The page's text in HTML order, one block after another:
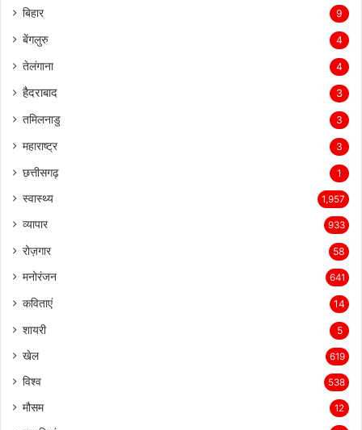
बिहार 9
बेंगलुरु 4
तेलंगाना 4
हैदराबाद 3
तमिलनाडु 3
महाराष्ट्र 3
छत्तीसगढ़ 1
स्वास्थ्य 1,957
व्यापार 933
रोज़गार 58
मनोरंजन 641
कविताएं 14
शायरी 5
खेल 619
विश्व 538
मौसम 12